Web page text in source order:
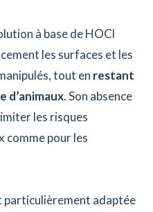
à base de HOCl
les surfaces et les
tout en restant
d’animaux. Son absence
les risques
comme pour les
particulièrement adaptée